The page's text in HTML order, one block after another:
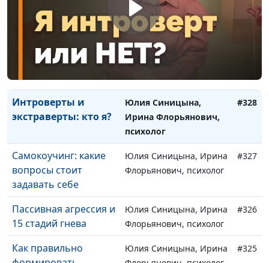
Чему в жизни стоит
Юлия Синицына, Ирина
Флорьянович, психолог
Что мешает людям
достигать успеха
Юлия Синицына, Ирина
Флорьянович, психолог
Интроверты и
экстраверты: кто я?
Юлия Синицына,
Ирина Флорьянович,
психолог
#328
Самокоучинг: какие
вопросы стоит
задавать себе
Юлия Синицына, Ирина
Флорьянович, психолог
#327
Пассивная агрессия и
15 стадий гнева
Юлия Синицына, Ирина
Флорьянович, психолог
#326
Как правильно
Юлия Синицына, Ирина
#325